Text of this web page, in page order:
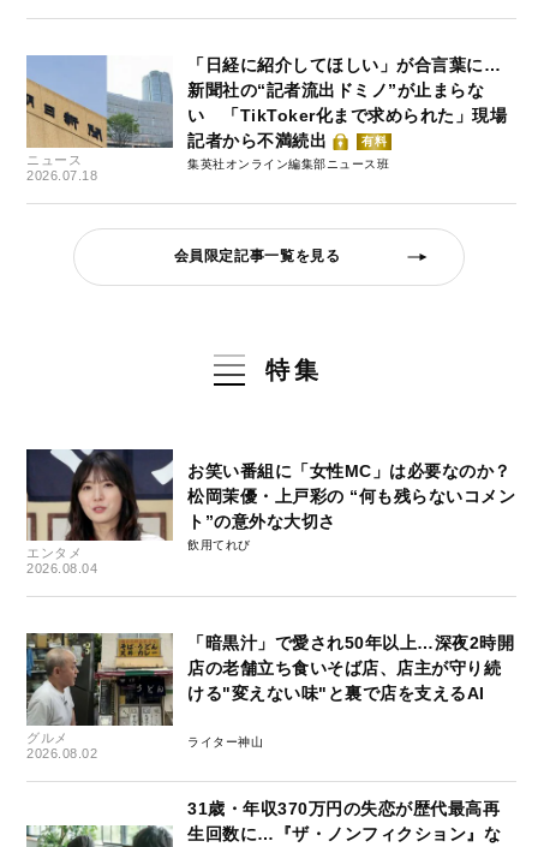
ニュース
2026.07.18
「日経に紹介してほしい」が合言葉に…
新聞社の“記者流出ドミノ”が止まらな
い 「TikToker化まで求められた」現場
記者から不満続出
有料
集英社オンライン編集部ニュース班
会員限定記事一覧を見る
特集
エンタメ
2026.08.04
お笑い番組に「女性MC」は必要なのか？
松岡茉優・上戸彩の “何も残らないコメン
ト”の意外な大切さ
飲用てれび
グルメ
2026.08.02
「暗黒汁」で愛され50年以上…深夜2時開
店の老舗立ち食いそば店、店主が守り続
ける"変えない味"と裏で店を支えるAI
ライター神山
31歳・年収370万円の失恋が歴代最高再
生回数に…『ザ・ノンフィクション』な